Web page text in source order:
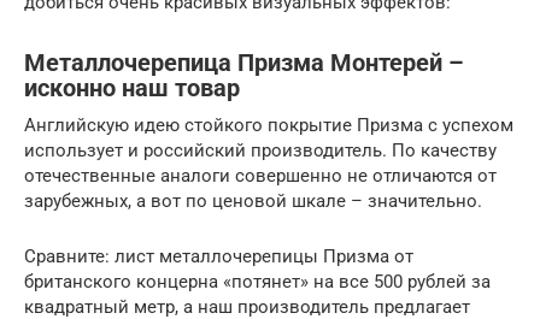
Металлочерепица Призма Монтерей –
исконно наш товар
Английскую идею стойкого покрытие Призма с успехом
использует и российский производитель. По качеству
отечественные аналоги совершенно не отличаются от
зарубежных, а вот по ценовой шкале – значительно.
Сравните: лист металлочерепицы Призма от
британского концерна «потянет» на все 500 рублей за
квадратный метр, а наш производитель предлагает